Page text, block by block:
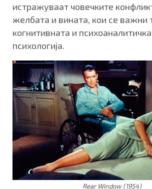
истражуваат човечките
желбата и вината, кои се важни
когнитивната и
психологија.
Rear Window (1954)